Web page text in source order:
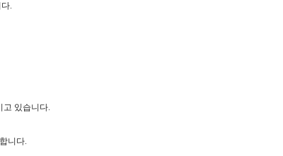
.
고 있습니다.
니다.